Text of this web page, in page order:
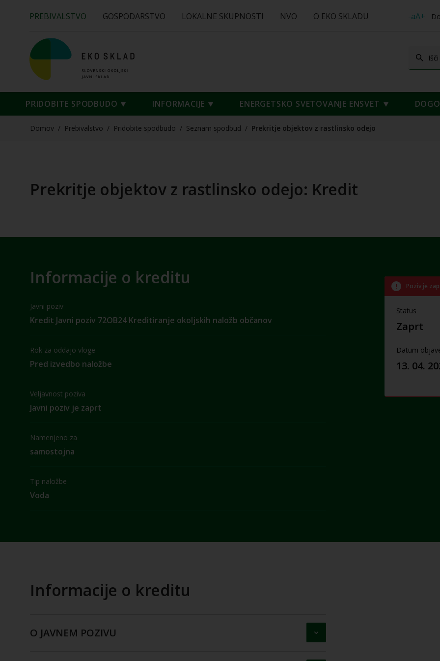
PREBIVALSTVO GOSPODARSTVO LOKALNE SKUPNOSTI NVO O EKO SKLADU -aA+
PRIDOBITE SPODBUDO INFORMACIJE ENERGETSKO SVETOVANJE ENSVET
Domov / Prebivalstvo / Pridobite spodbudo / Seznam spodbud / Prekritje objektov z rastlinsko odejo
Prekritje objektov z rastlinsko odejo: Kredit
Informacije o kreditu
Javni poziv
Kredit Javni poziv 72OB24 Kreditiranje okoljskih naložb občanov
Rok za oddajo vloge
Pred izvedbo naložbe
Veljavnost poziva
Javni poziv je zaprt
Namenjeno za
samostojna
Tip naložbe
Voda
Informacije o kreditu
O JAVNEM POZIVU
Poziv je
Status
Zaprt
Datum
13. 04.